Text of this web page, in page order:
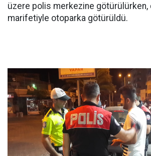
üzere polis merkezine
marifetiyle otoparka götürüldü.